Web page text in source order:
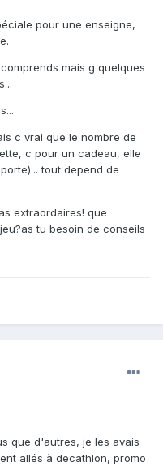
pour une enseigne,
mais g quelques
c vrai que le nombre de
c pour un cadeau, elle
tout depend de
extraordaires! que
tu besoin de conseils
que d'autres, je les avais
allés à decathlon, promo